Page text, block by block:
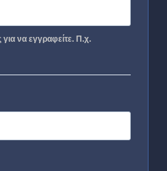
να εγγραφείτε. Π.χ.